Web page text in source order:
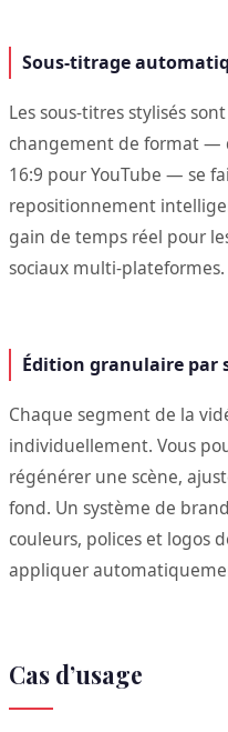
Sous-titrage
Les sous-titres stylisés
changement de format —
16:9 pour YouTube — se
repositionnement
gain de temps réel pour
sociaux multi-plateformes.
Édition granulaire par
Chaque segment de la
individuellement. Vous
régénérer une scène,
fond. Un système de
couleurs, polices et logos
appliquer
Cas d’usage